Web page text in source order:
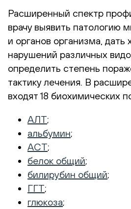
Расширенный спектр
врачу выявить патологию
и органов организма, дать
нарушений различных
определить степень
тактику лечения. В
входят 18 биохимических
АЛТ;
альбумин;
АСТ;
белок общий;
билирубин общий;
ГГТ;
глюкоза;